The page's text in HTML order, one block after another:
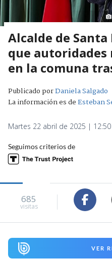
Alcalde de
que autoridades
en la comuna
Publicado porDaniela Salgado
La información es deEsteban
Martes 22 abril de 2025 | 12:50
Seguimos criterios de
685
visitas
VER